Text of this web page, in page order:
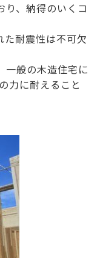
り、納得のいくコ
た耐震性は不可欠
一般の木造住宅に
力に耐えること